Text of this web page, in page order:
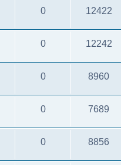
0 12422
0 12242
0 8960
0 7689
0 8856